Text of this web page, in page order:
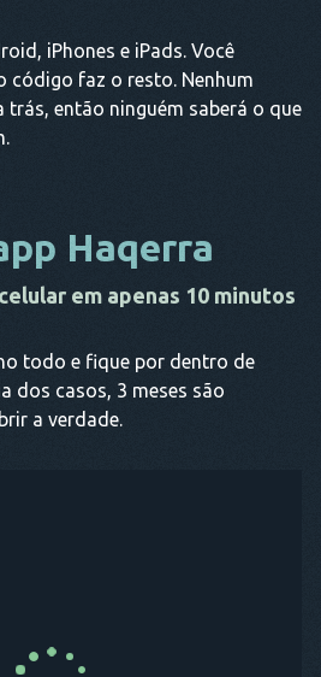
iPhones e iPads. Você
código faz o resto. Nenhum
trás, então ninguém saberá o que
Haqerra
em apenas 10 minutos
todo e fique por dentro de
dos casos, 3 meses são
a verdade.